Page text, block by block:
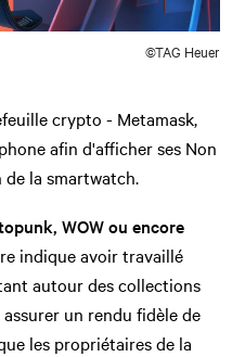
©TAG Heuer
crypto - Metamask,
afin d'afficher ses Non
la smartwatch.
WOW ou encore
indique avoir travaillé
autour des collections
un rendu fidèle de
les propriétaires de la